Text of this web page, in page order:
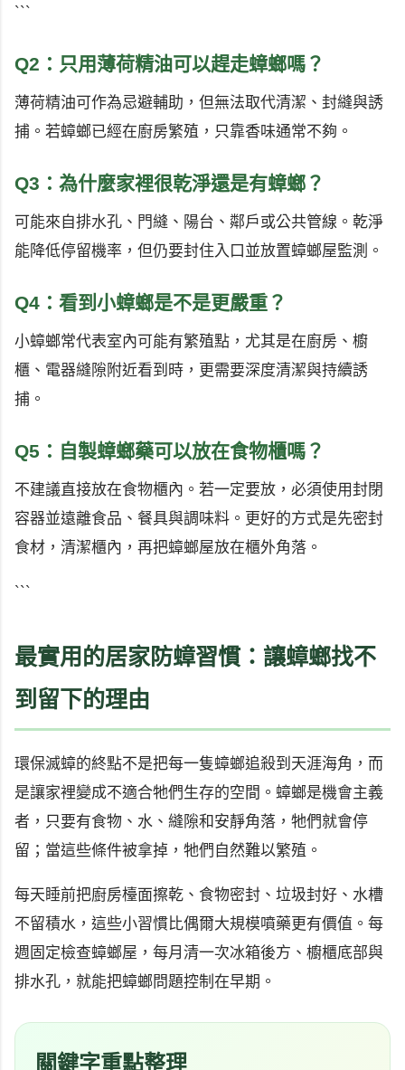
```
Q2：只用薄荷精油可以趕走蟑螂嗎？
薄荷精油可作為忌避輔助，但無法取代清潔、封縫與誘
捕。若蟑螂已經在廚房繁殖，只靠香味通常不夠。
Q3：為什麼家裡很乾淨還是有蟑螂？
可能來自排水孔、門縫、陽台、鄰戶或公共管線。乾淨
能降低停留機率，但仍要封住入口並放置蟑螂屋監測。
Q4：看到小蟑螂是不是更嚴重？
小蟑螂常代表室內可能有繁殖點，尤其是在廚房、櫥
櫃、電器縫隙附近看到時，更需要深度清潔與持續誘
捕。
Q5：自製蟑螂藥可以放在食物櫃嗎？
不建議直接放在食物櫃內。若一定要放，必須使用封閉
容器並遠離食品、餐具與調味料。更好的方式是先密封
食材，清潔櫃內，再把蟑螂屋放在櫃外角落。
```
最實用的居家防蟑習慣：讓蟑螂找不
到留下的理由
環保滅蟑的終點不是把每一隻蟑螂追殺到天涯海角，而
是讓家裡變成不適合牠們生存的空間。蟑螂是機會主義
者，只要有食物、水、縫隙和安靜角落，牠們就會停
留；當這些條件被拿掉，牠們自然難以繁殖。
每天睡前把廚房檯面擦乾、食物密封、垃圾封好、水槽
不留積水，這些小習慣比偶爾大規模噴藥更有價值。每
週固定檢查蟑螂屋，每月清一次冰箱後方、櫥櫃底部與
排水孔，就能把蟑螂問題控制在早期。
關鍵字重點整理